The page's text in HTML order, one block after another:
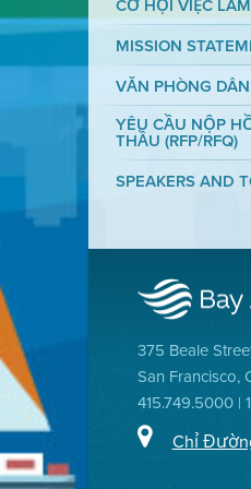
CƠ HỘI VIỆC LÀM
MISSION
VĂN PHÒNG
YÊU CẦU NỘP
THẦU (RFP/RFQ)
SPEAKERS AND
375 Beale
San Francisco,
415.749.5000 |
Chỉ